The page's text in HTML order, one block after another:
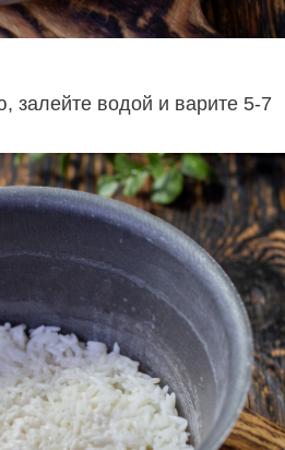
залейте водой и варите 5-7